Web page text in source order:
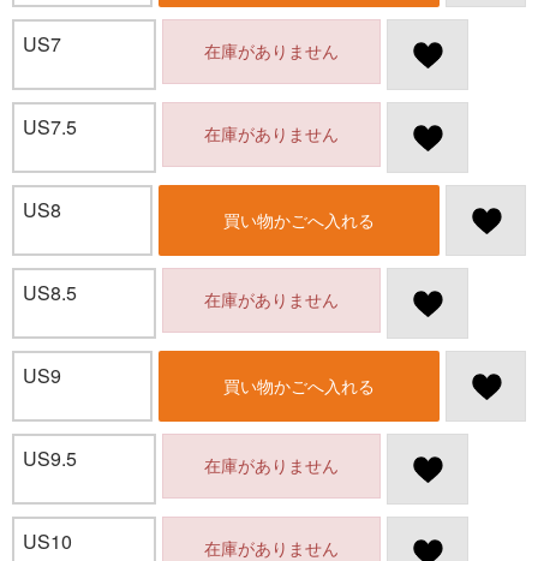
US7 在庫がありません
US7.5 在庫がありません
US8 買い物かごへ入れる
US8.5 在庫がありません
US9 買い物かごへ入れる
US9.5 在庫がありません
US10 在庫がありません